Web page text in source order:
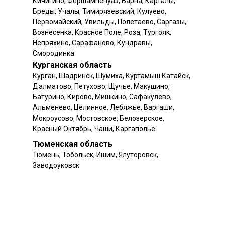
Курганская область
Тюменская область
Бреды, Учалы, Тимирязевский, Кулуево,
Первомайский, Увильды, Полетаево, Саргазы,
Вознесенка, Красное Поле, Роза, Тургояк,
Непряхино, Сарафаново, Кундравы,
Смородинка.
Курган, Шадринск, Шумиха, Куртамыш Катайск,
Далматово, Петухово, Щучье, Макушино,
Батурино, Кирово, Мишкино, Сафакулево,
Альменево, Целинное, Лебяжье, Варгаши,
Мокроусово, Мостовское, Белозерское,
Красный Октябрь, Чаши, Каргаполье.
Тюмень, Тобольск, Ишим, Ялуторовск,
Заводоуковск